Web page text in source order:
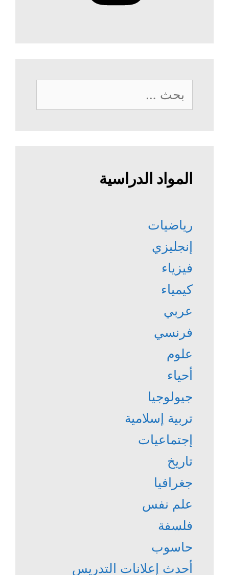
عن:
المواد الدراسية
رياضيات
إنجليزي
فيزياء
كيمياء
عربي
فرنسي
علوم
أحياء
جيولوجيا
تربية إسلامية
إجتماعيات
تاريخ
جغرافيا
علم نفس
فلسفة
حاسوب
أحدث إعلانات التدريس